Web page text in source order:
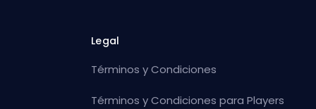
Legal
Términos y Condiciones
Términos y Condiciones para Players